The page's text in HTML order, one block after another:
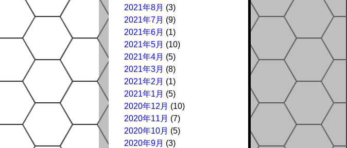
2021年8月 (3)
2021年7月 (9)
2021年6月 (1)
2021年5月 (10)
2021年4月 (5)
2021年3月 (8)
2021年2月 (1)
2021年1月 (5)
2020年12月 (10)
2020年11月 (7)
2020年10月 (5)
2020年9月 (3)